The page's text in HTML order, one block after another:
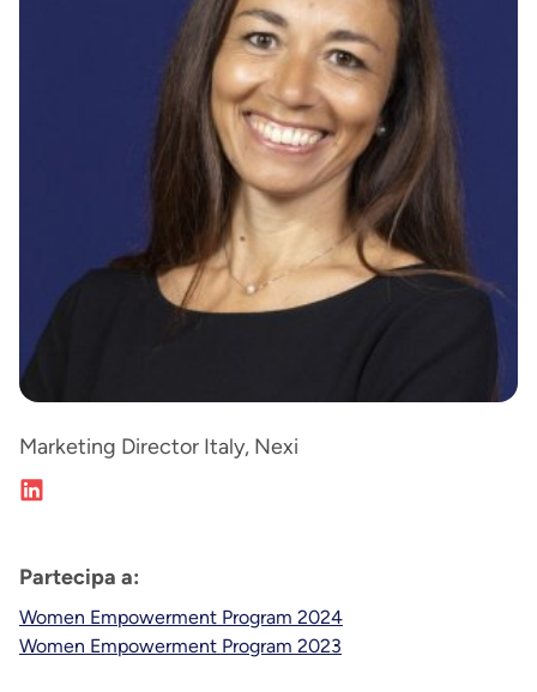
La nostra comunità
Marketing Director Italy, Nexi
Partecipa a:
Women Empowerment Program 2024
Women Empowerment Program 2023